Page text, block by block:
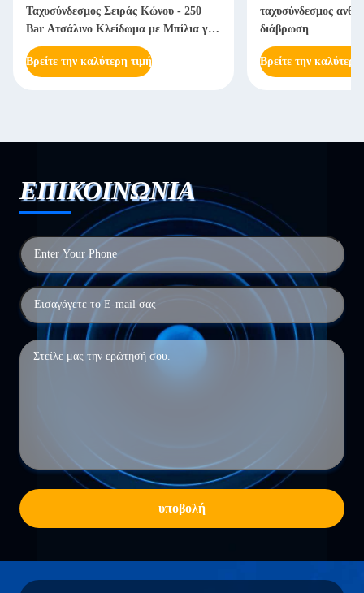
Ταχυσύνδεσμος Σειράς Κώνου - 250
Bar Ατσάλινο Κλείδωμα με Μπίλια για
Βαριά Μηχανήματα
Βρείτε την καλύτερη τιμή
ταχυσύνδεσμος
διάβρωση
Βρείτε την καλύτερη
ΕΠΙΚΟΙΝΩΝΙΑ
υποβολή